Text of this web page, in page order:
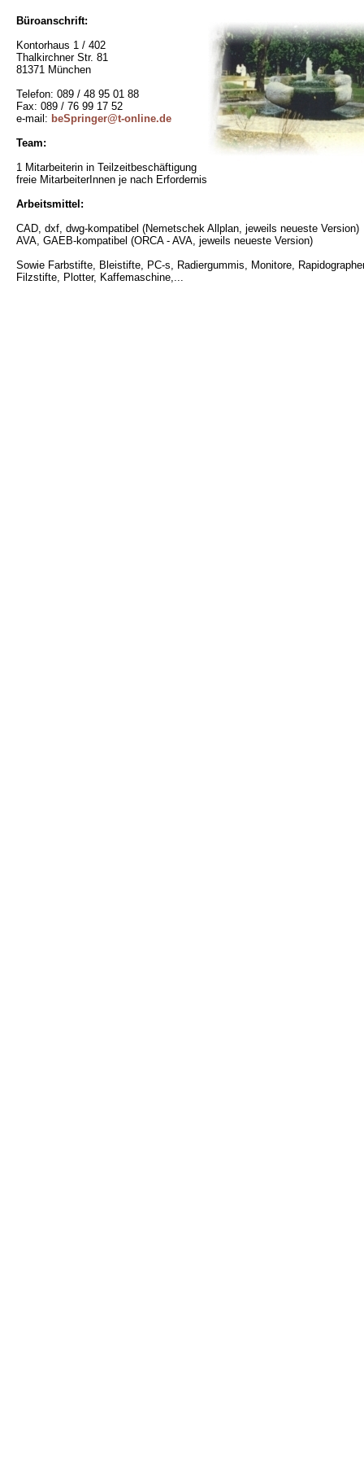
Büroanschrift:
Kontorhaus 1 / 402
Thalkirchner Str. 81
81371 München
Telefon: 089 / 48 95 01 88
Fax: 089 / 76 99 17 52
e-mail: beSpringer@t-online.de
Team:
1 Mitarbeiterin in Teilzeitbeschäftigung
freie MitarbeiterInnen je nach Erfordernis
Arbeitsmittel:
CAD, dxf, dwg-kompatibel (Nemetschek Allplan, jeweils neueste Version)
AVA, GAEB-kompatibel (ORCA - AVA, jeweils neueste Version)
Sowie Farbstifte, Bleistifte, PC-s, Radiergummis, Monitore,
Filzstifte, Plotter, Kaffemaschine,...